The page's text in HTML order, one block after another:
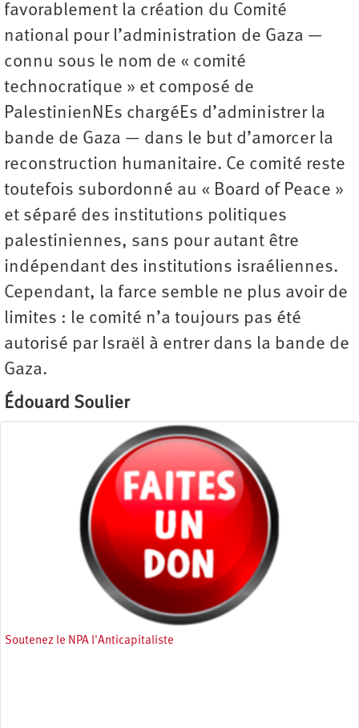
favorablement la création du Comité
national pour l’administration de Gaza —
connu sous le nom de « comité
technocratique » et composé de
PalestinienNEs chargéEs d’administrer la
bande de Gaza — dans le but d’amorcer la
reconstruction humanitaire. Ce comité reste
toutefois subordonné au « Board of Peace »
et séparé des institutions politiques
palestiniennes, sans pour autant être
indépendant des institutions israéliennes.
Cependant, la farce semble ne plus avoir de
limites : le comité n’a toujours pas été
autorisé par Israël à entrer dans la bande de
Gaza.
Édouard Soulier
Soutenez le NPA l'Anticapitaliste